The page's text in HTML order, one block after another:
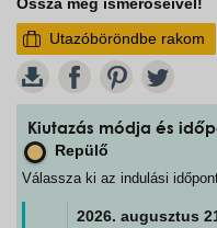
Utazóböröndbe rakom
Kiutazás módja és
Repülő
Válassza ki az indulási
2026. augusztus